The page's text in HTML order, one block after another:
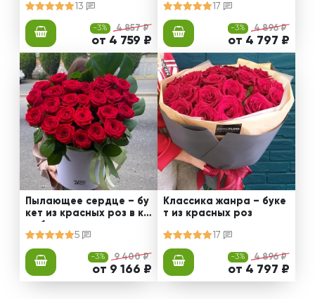
13
-3% 4 857 ₽
от 4 759 ₽
17
-3% 4 896 ₽
от 4 797 ₽
Пылающее сердце – бу
кет из красных роз в ко
робке
5
-3% 9 400 ₽
от 9 166 ₽
Классика жанра – буке
т из красных роз
17
-3% 4 896 ₽
от 4 797 ₽